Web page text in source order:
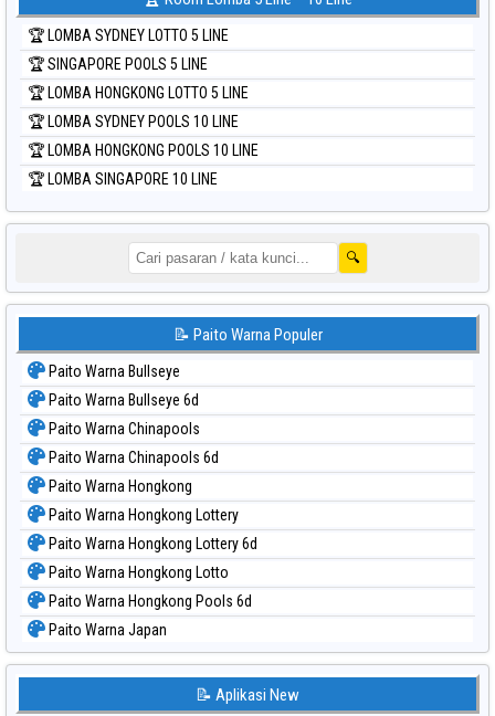
🏆 Room Lomba 5 Line – 10 Line
🏆 LOMBA SYDNEY LOTTO 5 LINE
🏆 LOMBA HONGKONG LOTTO 5 LINE
🏆 LOMBA SYDNEY POOLS 10 LINE
🔍
📝 Paito Warna Populer
Paito Warna Bullseye
Paito Warna Bullseye 6d
Paito Warna Chinapools
Paito Warna Chinapools 6d
Paito Warna Hongkong
Paito Warna Hongkong Lottery
Paito Warna Hongkong Lottery 6d
Paito Warna Hongkong Lotto